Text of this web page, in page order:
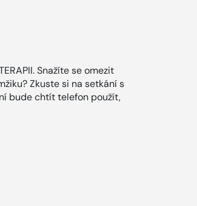
Snažíte se omezit
Zkuste si na setkání s
bude chtít telefon použít,